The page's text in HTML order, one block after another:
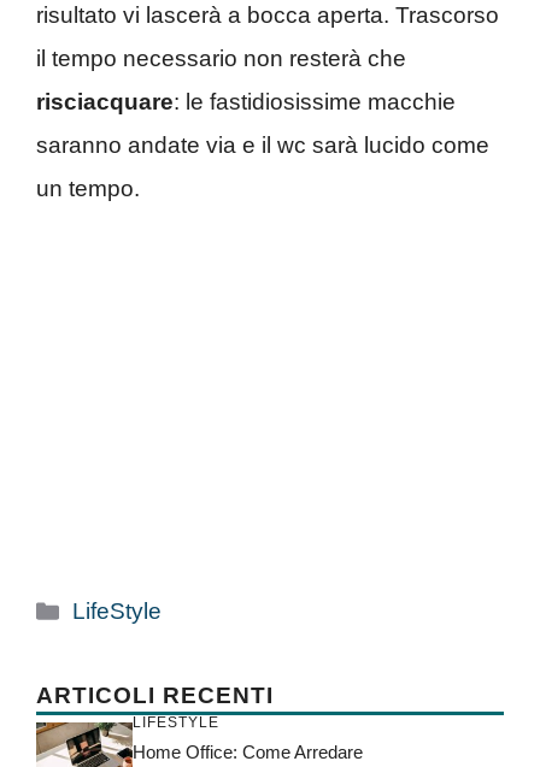
risultato vi lascerà a bocca aperta. Trascorso
il tempo necessario non resterà che
risciacquare: le fastidiosissime macchie
saranno andate via e il wc sarà lucido come
un tempo.
Categorie
LifeStyle
ARTICOLI RECENTI
LIFESTYLE
Home Office: Come Arredare